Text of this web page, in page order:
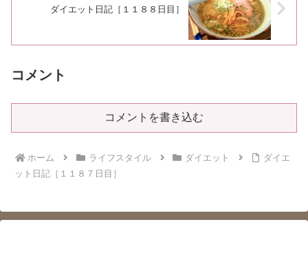
ダイエット日記［１１８８日目］
コメント
コメントを書き込む
ホーム ライフスタイル ダイエット
ダイエ
ット日記［１１８７日目］